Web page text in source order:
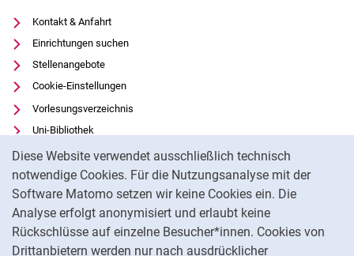
Diese Website verwendet ausschließlich technisch
notwendige Cookies. Für die Nutzungsanalyse mit der
Software Matomo setzen wir keine Cookies ein. Die
Analyse erfolgt anonymisiert und erlaubt keine
Rückschlüsse auf einzelne Besucher*innen. Cookies von
Drittanbietern werden nur nach ausdrücklicher
Kontakt & Anfahrt
Einrichtungen suchen
Stellenangebote
Cookie-Einstellungen
Vorlesungsverzeichnis
Uni-Bibliothek
Moodle
Panopto
Datenschutz
Barrierefreiheit
Transparenter KI-Einsatz